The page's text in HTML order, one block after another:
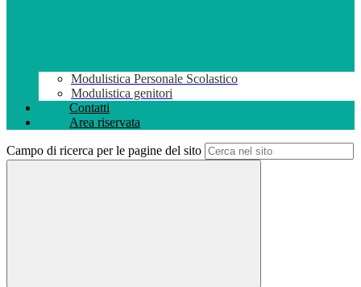
Modulistica Personale Scolastico
Modulistica genitori
Contatti
Area riservata
Campo di ricerca per le pagine del sito